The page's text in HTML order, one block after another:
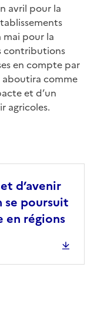
avril pour la
mai pour la
contributions
en compte par
aboutira comme
et d’un
agricoles.
d’avenir
se poursuit
en régions